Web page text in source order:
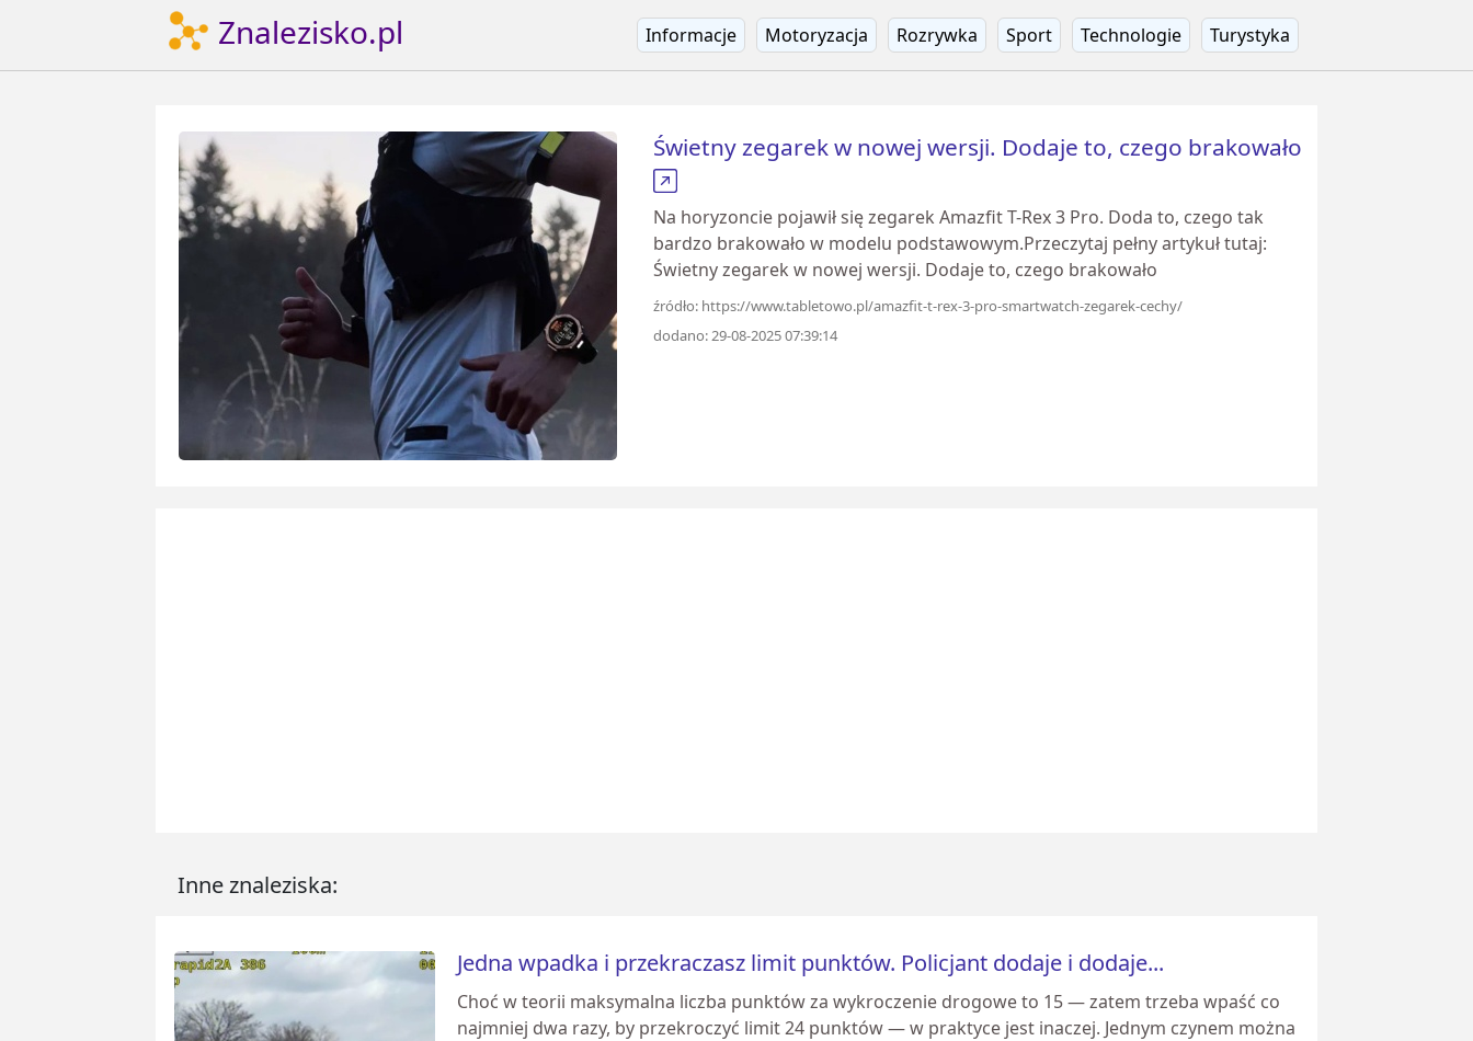
Znalezisko.pl Informacje Motoryzacja Rozrywka Sport Technologie Turystyka
Świetny zegarek w nowej wersji. Dodaje to, czego brakowało
Na horyzoncie pojawił się zegarek Amazfit T-Rex 3 Pro. Doda to, czego tak
bardzo brakowało w modelu podstawowym.Przeczytaj pełny artykuł tutaj:
Świetny zegarek w nowej wersji. Dodaje to, czego brakowało
źródło: https://www.tabletowo.pl/amazfit-t-rex-3-pro-smartwatch-zegarek-cechy/
dodano: 29-08-2025 07:39:14
Inne znaleziska:
Jedna wpadka i przekraczasz limit punktów. Policjant dodaje i dodaje...
Choć w teorii maksymalna liczba punktów za wykroczenie drogowe to 15 — zatem trzeba wpaść co
najmniej dwa razy, by przekroczyć limit 24 punktów — w praktyce jest inaczej. Jednym czynem można